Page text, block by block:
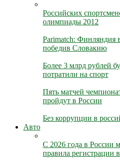
Российских
олимпиады 2012
Parimatch: Финляндия
победив Словакию
Более 3 млрд рублей
потратили на спорт
Пять матчей
пройдут в России
Без коррупции в
Авто
С 2026 года в России
правила регистрации